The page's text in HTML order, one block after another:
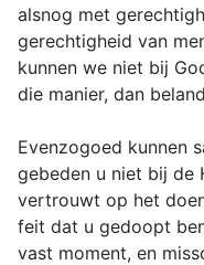
alsnog met
gerechtigheid van
kunnen we niet bij
die manier, dan
Evenzogoed kunnen
gebeden u niet bij de
vertrouwt op het
feit dat u gedoopt
vast moment, en